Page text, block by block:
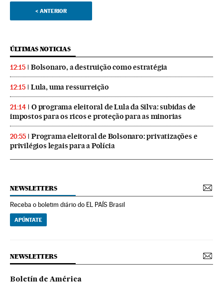
< ANTERIOR
ÚLTIMAS NOTICIAS
12:15 Bolsonaro, a destruição como estratégia
12:15 Lula, uma ressurreição
21:14
O programa eleitoral de Lula da Silva: subidas de
impostos para os ricos e proteção para as minorias
20:55
Programa eleitoral de Bolsonaro: privatizações e
privilégios legais para a Polícia
NEWSLETTERS
Receba o boletim diário do EL PAÍS Brasil
APÚNTATE
NEWSLETTERS
Boletín de América